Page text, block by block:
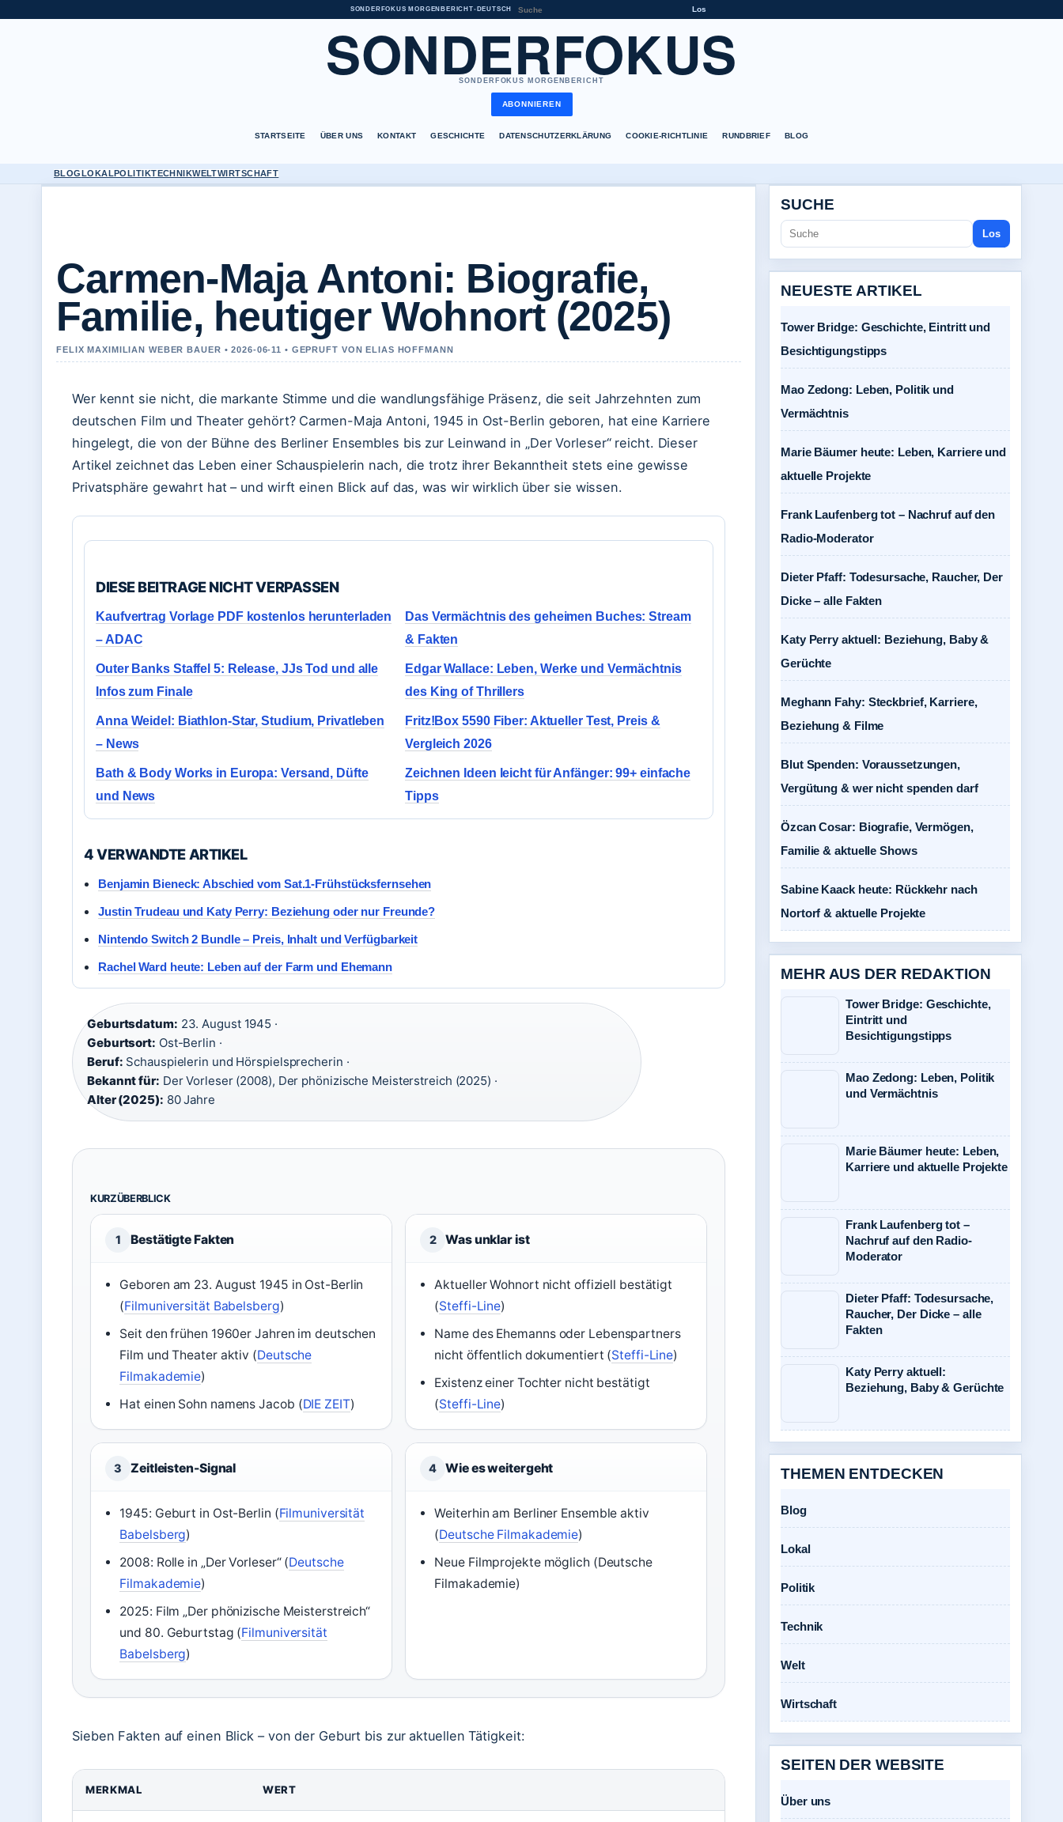
SONDERFOKUS MORGENBERICHT• DEUTSCH Los
SONDERFOKUS
SONDERFOKUS MORGENBERICHT
ABONNIEREN
STARTSEITE ÜBER UNS KONTAKT GESCHICHTE DATENSCHUTZERKLÄRUNG COOKIE-RICHTLINIE RUNDBRIEF BLOG
BLOGLOKALPOLITIKTECHNIKWELTWIRTSCHAFT
Carmen-Maja Antoni: Biografie,
Familie, heutiger Wohnort (2025)
FELIX MAXIMILIAN WEBER BAUER • 2026-06-11 • GEPRUFT VON ELIAS HOFFMANN
Wer kennt sie nicht, die markante Stimme und die wandlungsfähige Präsenz, die seit Jahrzehnten zum
deutschen Film und Theater gehört? Carmen-Maja Antoni, 1945 in Ost-Berlin geboren, hat eine Karriere
hingelegt, die von der Bühne des Berliner Ensembles bis zur Leinwand in „Der Vorleser“ reicht. Dieser
Artikel zeichnet das Leben einer Schauspielerin nach, die trotz ihrer Bekanntheit stets eine gewisse
Privatsphäre gewahrt hat – und wirft einen Blick auf das, was wir wirklich über sie wissen.
DIESE BEITRAGE NICHT VERPASSEN
Kaufvertrag Vorlage PDF kostenlos herunterladen
– ADAC
Das Vermächtnis des geheimen Buches: Stream
& Fakten
Outer Banks Staffel 5: Release, JJs Tod und alle
Infos zum Finale
Edgar Wallace: Leben, Werke und Vermächtnis
des King of Thrillers
Anna Weidel: Biathlon-Star, Studium, Privatleben
– News
Fritz!Box 5590 Fiber: Aktueller Test, Preis &
Vergleich 2026
Bath & Body Works in Europa: Versand, Düfte
und News
Zeichnen Ideen leicht für Anfänger: 99+ einfache
Tipps
4 VERWANDTE ARTIKEL
Benjamin Bieneck: Abschied vom Sat.1-Frühstücksfernsehen
Justin Trudeau und Katy Perry: Beziehung oder nur Freunde?
Nintendo Switch 2 Bundle – Preis, Inhalt und Verfügbarkeit
Rachel Ward heute: Leben auf der Farm und Ehemann
Geburtsdatum: 23. August 1945 ·
Geburtsort: Ost-Berlin ·
Beruf: Schauspielerin und Hörspielsprecherin ·
Bekannt für: Der Vorleser (2008), Der phönizische Meisterstreich (2025) ·
Alter (2025): 80 Jahre
KURZÜBERBLICK
1 Bestätigte Fakten
Geboren am 23. August 1945 in Ost-Berlin
(Filmuniversität Babelsberg)
Seit den frühen 1960er Jahren im deutschen
Film und Theater aktiv (Deutsche
Filmakademie)
Hat einen Sohn namens Jacob (DIE ZEIT)
2 Was unklar ist
Aktueller Wohnort nicht offiziell bestätigt
(Steffi-Line)
Name des Ehemanns oder Lebenspartners
nicht öffentlich dokumentiert (Steffi-Line)
Existenz einer Tochter nicht bestätigt
(Steffi-Line)
3 Zeitleisten-Signal
1945: Geburt in Ost-Berlin (Filmuniversität
Babelsberg)
2008: Rolle in „Der Vorleser“ (Deutsche
Filmakademie)
2025: Film „Der phönizische Meisterstreich“
und 80. Geburtstag (Filmuniversität
Babelsberg)
4 Wie es weitergeht
Weiterhin am Berliner Ensemble aktiv
(Deutsche Filmakademie)
Neue Filmprojekte möglich (Deutsche
Filmakademie)
Sieben Fakten auf einen Blick – von der Geburt bis zur aktuellen Tätigkeit:
MERKMAL WERT
SUCHE
Los
NEUESTE ARTIKEL
Tower Bridge: Geschichte, Eintritt und
Besichtigungstipps
Mao Zedong: Leben, Politik und
Vermächtnis
Marie Bäumer heute: Leben, Karriere und
aktuelle Projekte
Frank Laufenberg tot – Nachruf auf den
Radio-Moderator
Dieter Pfaff: Todesursache, Raucher, Der
Dicke – alle Fakten
Katy Perry aktuell: Beziehung, Baby &
Gerüchte
Meghann Fahy: Steckbrief, Karriere,
Beziehung & Filme
Blut Spenden: Voraussetzungen,
Vergütung & wer nicht spenden darf
Özcan Cosar: Biografie, Vermögen,
Familie & aktuelle Shows
Sabine Kaack heute: Rückkehr nach
Nortorf & aktuelle Projekte
MEHR AUS DER REDAKTION
Tower Bridge: Geschichte,
Eintritt und
Besichtigungstipps
Mao Zedong: Leben, Politik
und Vermächtnis
Marie Bäumer heute: Leben,
Karriere und aktuelle Projekte
Frank Laufenberg tot –
Nachruf auf den Radio-
Moderator
Dieter Pfaff: Todesursache,
Raucher, Der Dicke – alle
Fakten
Katy Perry aktuell:
Beziehung, Baby & Gerüchte
THEMEN ENTDECKEN
Blog
Lokal
Politik
Technik
Welt
Wirtschaft
SEITEN DER WEBSITE
Über uns